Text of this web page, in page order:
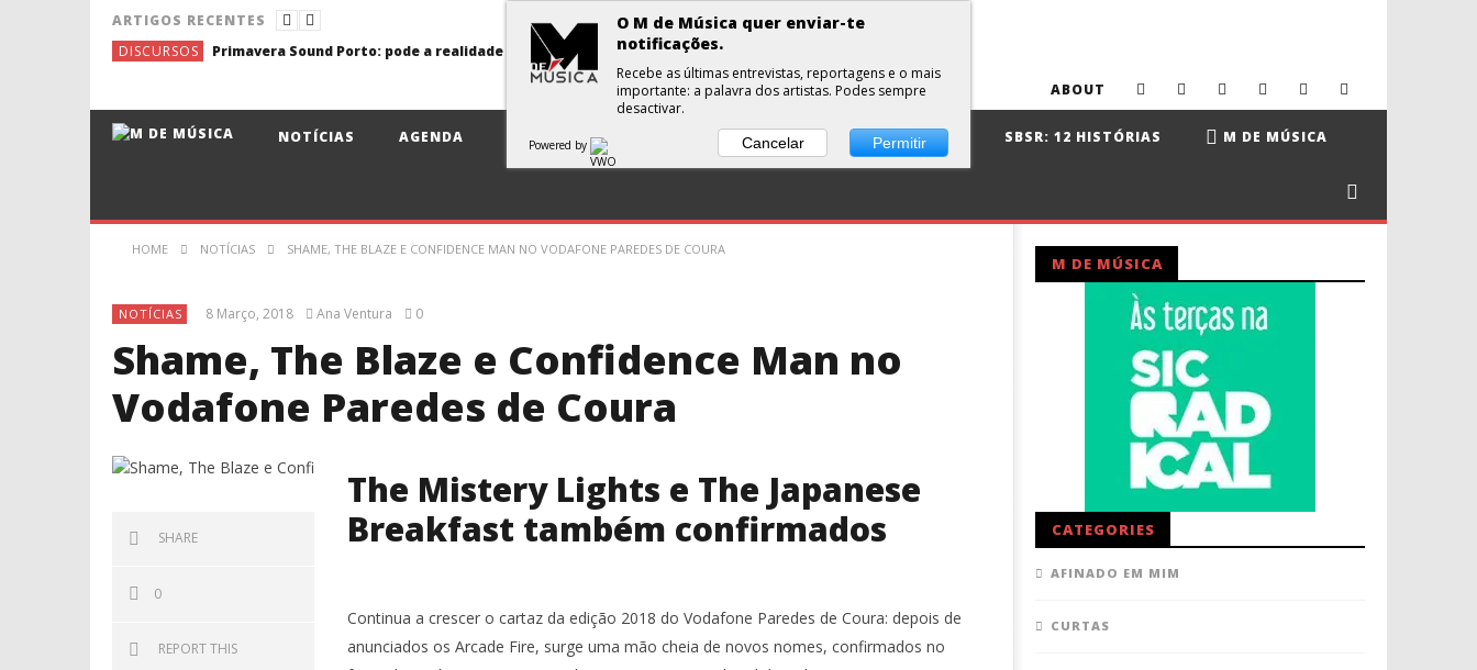
ARTIGOS RECENTES
DISCURSOS
ABOUT
NOTÍCIAS AGENDA DISCOS CURTAS PLAYLISTS SBSR: 12 HISTÓRIAS M DE MÚSICA
HOME NOTÍCIAS SHAME, THE BLAZE E CONFIDENCE MAN NO VODAFONE PAREDES DE COURA
NOTÍCIAS 8 Março, 2018 Ana Ventura 0
Shame, The Blaze e Confidence Man no
Vodafone Paredes de Coura
SHARE
0
REPORT THIS
The Mistery Lights e The Japanese
Breakfast também confirmados
Continua a crescer o cartaz da edição 2018 do Vodafone Paredes de Coura: depois de
anunciados os Arcade Fire, surge uma mão cheia de novos nomes, confirmados no
M DE MÚSICA
CATEGORIES
AFINADO EM MIM
CURTAS
O M de Música quer enviar-te
notificações.
Recebe as últimas entrevistas, reportagens e o mais
importante: a palavra dos artistas. Podes sempre
desactivar.
Powered by Cancelar Permitir